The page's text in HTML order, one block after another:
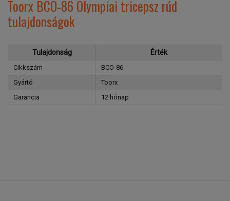
Toorx BCO-86 Olympiai tricepsz rúd
tulajdonságok
Tulajdonság Érték
Cikkszám
BCO-86
Gyártó
Toorx
Garancia
12 hónap